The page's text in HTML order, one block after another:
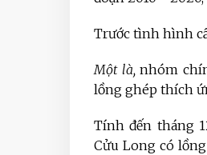
Trước tình hình
Một là,nhóm
lồng ghép thích
Tính đến tháng
Cửu Long có